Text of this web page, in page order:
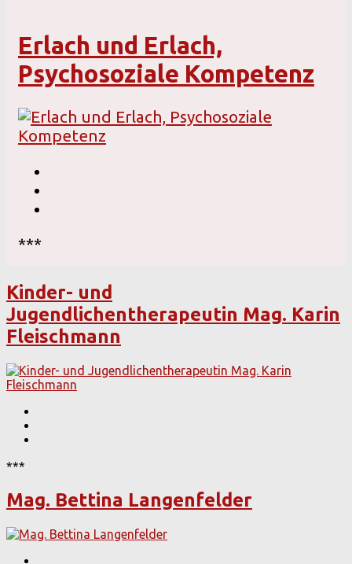
Erlach und Erlach,
Psychosoziale Kompetenz
***
Kinder- und
Jugendlichentherapeutin Mag. Karin
Fleischmann
***
Mag. Bettina Langenfelder